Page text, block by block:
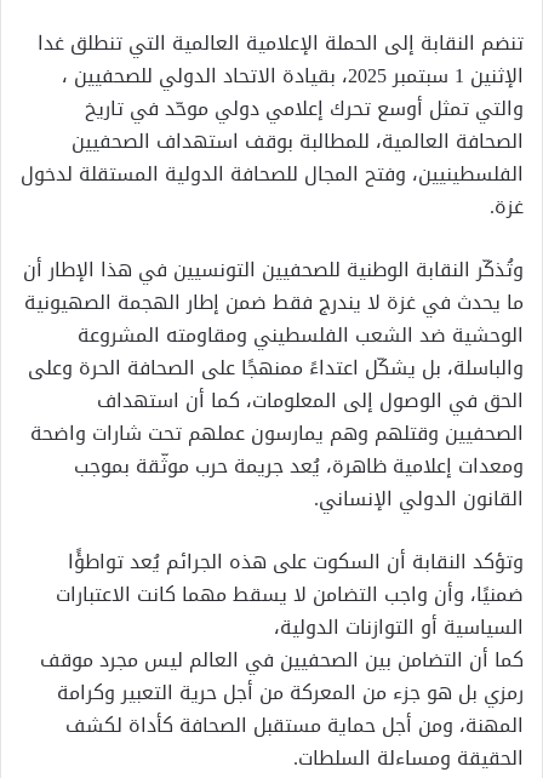
تنضم النقابة إلى الحملة الإعلامية العالمية التي تنطلق غدا
الإثنين 1 سبتمبر 2025، بقيادة الاتحاد الدولي للصحفيين ،
والتي تمثل أوسع تحرك إعلامي دولي موحّد في تاريخ
الصحافة العالمية، للمطالبة بوقف استهداف الصحفيين
الفلسطينيين، وفتح المجال للصحافة الدولية المستقلة لدخول
غزة.
وتُذكّر النقابة الوطنية للصحفيين التونسيين في هذا الإطار أن
ما يحدث في غزة لا يندرج فقط ضمن إطار الهجمة الصهيونية
الوحشية ضد الشعب الفلسطيني ومقاومته المشروعة
والباسلة، بل يشكّل اعتداءً ممنهجًا على الصحافة الحرة وعلى
الحق في الوصول إلى المعلومات، كما أن استهداف
الصحفيين وقتلهم وهم يمارسون عملهم تحت شارات واضحة
ومعدات إعلامية ظاهرة، يُعد جريمة حرب موثّقة بموجب
القانون الدولي الإنساني.
وتؤكد النقابة أن السكوت على هذه الجرائم يُعد تواطؤًا
ضمنيًا، وأن واجب التضامن لا يسقط مهما كانت الاعتبارات
السياسية أو التوازنات الدولية،
كما أن التضامن بين الصحفيين في العالم ليس مجرد موقف
رمزي بل هو جزء من المعركة من أجل حرية التعبير وكرامة
المهنة، ومن أجل حماية مستقبل الصحافة كأداة لكشف
الحقيقة ومساءلة السلطات.